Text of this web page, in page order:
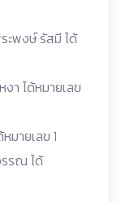
ะพงษ์ รัสมี ได้
า ได้หมายเลข
มายเลข 1
รรณ ได้